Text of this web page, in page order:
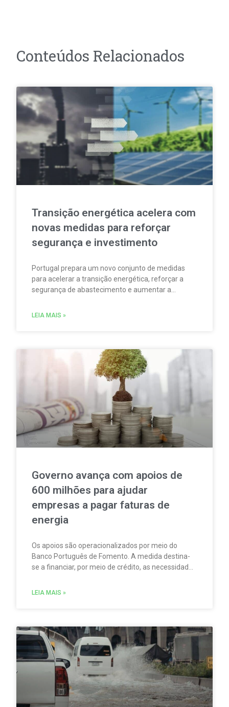
Conteúdos Relacionados
Transição energética acelera com
novas medidas para reforçar
segurança e investimento
Portugal prepara um novo conjunto de medidas
para acelerar a transição energética, reforçar a
segurança de abastecimento e aumentar a
iniciativas abrangem o armazenamento de
LEIA MAIS »
Governo avança com apoios de
600 milhões para ajudar
empresas a pagar faturas de
energia
Os apoios são operacionalizados por meio do
Banco Português de Fomento. A medida destina-
se a financiar, por meio de crédito, as necessidades
mais afetadas pela subida dos custos energéticos.
LEIA MAIS »